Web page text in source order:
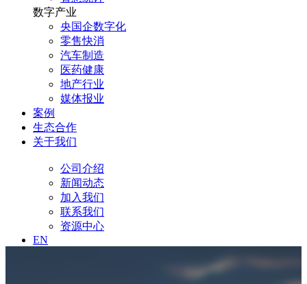
数字产业
央国企数字化
零售快消
汽车制造
医药健康
地产行业
媒体报业
案例
生态合作
关于我们
公司介绍
新闻动态
加入我们
联系我们
资源中心
EN